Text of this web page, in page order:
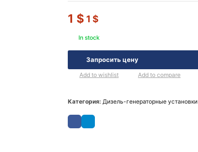
1 $ 1 $
In stock
Запросить цену
Add to wishlist Add to compare
Категория: Дизель-генераторные установки